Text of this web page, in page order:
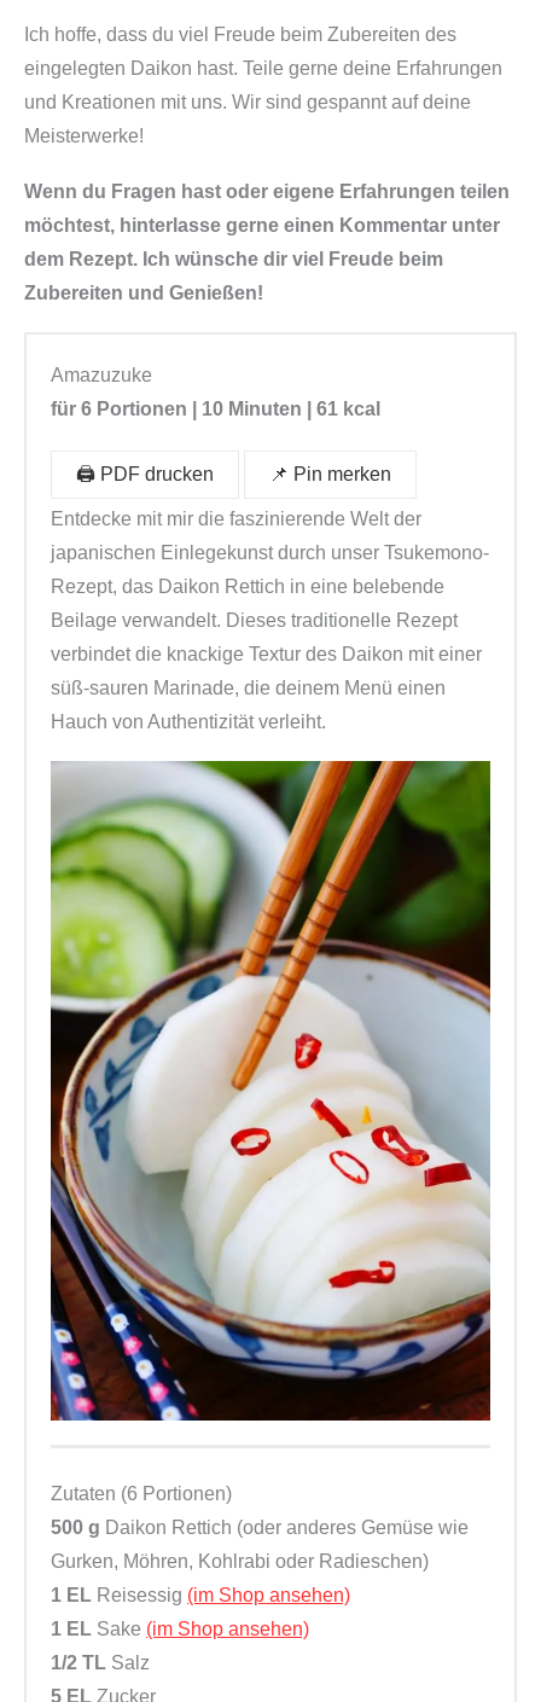
Ich hoffe, dass du viel Freude beim Zubereiten des
eingelegten Daikon hast. Teile gerne deine Erfahrungen
und Kreationen mit uns. Wir sind gespannt auf deine
Meisterwerke!
Wenn du Fragen hast oder eigene Erfahrungen teilen
möchtest, hinterlasse gerne einen Kommentar unter
dem Rezept. Ich wünsche dir viel Freude beim
Zubereiten und Genießen!
Amazuzuke
für 6 Portionen | 10 Minuten | 61 kcal
🖨️ PDF drucken 📌 Pin merken
Entdecke mit mir die faszinierende Welt der
japanischen Einlegekunst durch unser Tsukemono-
Rezept, das Daikon Rettich in eine belebende
Beilage verwandelt. Dieses traditionelle Rezept
verbindet die knackige Textur des Daikon mit einer
süß-sauren Marinade, die deinem Menü einen
Hauch von Authentizität verleiht.
Zutaten (6 Portionen)
500 g Daikon Rettich (oder anderes Gemüse wie
Gurken, Möhren, Kohlrabi oder Radieschen)
1 EL Reisessig (im Shop ansehen)
1 EL Sake (im Shop ansehen)
1/2 TL Salz
5 EL Zucker